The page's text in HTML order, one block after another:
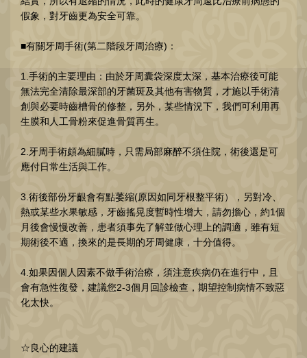
假象，對牙齒更為安全可靠。
■有關牙周手術(第二階段牙周治療)：
1.手術的主要理由：由於牙周囊袋深度太深，基本治療後可能
無法完全清除最深部的牙菌斑及其他有害物質，才施以手術清
創與必要時齒槽骨的修整，另外，某些情況下，我們可利用再
生膜和人工骨粉來促進骨質再生。
2.牙周手術頗為細膩時，只需局部麻醉不須住院，術後還是可
應付日常生活與工作。
3.術後部份牙齦會有點萎縮(原因如同牙根整平術），另對冷、
熱或某些水果敏感，牙齒搖晃度暫時性增大，請勿擔心，約1個
月後會慢慢改善，患者須事先了解並做心理上的調適，雖有短
期術後不適，換來的是長期的牙周健康，十分值得。
4.如果因個人因素不做手術治療，須注意疾病仍在進行中，且
會有急性復發，建議您2-3個月回診檢查，期望控制病情不致惡
化太快。
☆良心的建議